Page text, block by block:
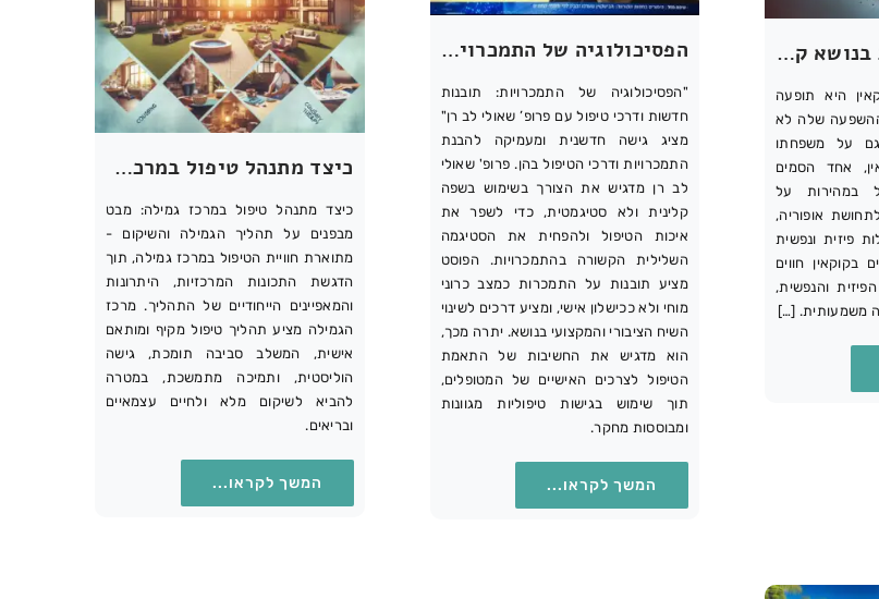
שאלות ותשובות בנושא קוקאין, התמכרות לקוקאין וגמילה מקוקאין
היא תופעה
שלה לא
על משפחתו
אחד הסמים
במהירות על
אופוריה,
פיזית ונפשית
חווים
והנפשית,
משמעותית. […]
הפסיכולוגיה של התמכרויות: תובנות חדשות ודרכי טיפול עם פרופ’ שאולי לב רן
"הפסיכולוגיה של התמכרויות: תובנות
חדשות ודרכי טיפול עם פרופ’ שאולי לב רן"
מציג גישה חדשנית ומעמיקה להבנת
התמכרויות ודרכי הטיפול בהן. פרופ' שאולי
לב רן מדגיש את הצורך בשימוש בשפה
קלינית ולא סטיגמטית, כדי לשפר את
איכות הטיפול ולהפחית את הסטיגמה
השלילית הקשורה בהתמכרויות. הפוסט
מציע תובנות על התמכרות כמצב כרוני
מוחי ולא ככישלון אישי, ומציע דרכים לשינוי
השיח הציבורי והמקצועי בנושא. יתרה מכך,
הוא מדגיש את החשיבות של התאמת
הטיפול לצרכים האישיים של המטופלים,
תוך שימוש בגישות טיפוליות מגוונות
ומבוססות מחקר.
המשך לקראו...
כיצד מתנהל טיפול במרכז גמילה: מבט מבפנים על תהליך הגמילה והשיקום
כיצד מתנהל טיפול במרכז גמילה: מבט
מבפנים על תהליך הגמילה והשיקום -
מתוארת חוויית הטיפול במרכז גמילה, תוך
הדגשת התכונות המרכזיות, היתרונות
והמאפיינים הייחודיים של התהליך. מרכז
הגמילה מציע תהליך טיפול מקיף ומותאם
אישית, המשלב סביבה תומכת, גישה
הוליסטית, ותמיכה מתמשכת, במטרה
להביא לשיקום מלא ולחיים עצמאיים
ובריאים.
המשך לקראו...